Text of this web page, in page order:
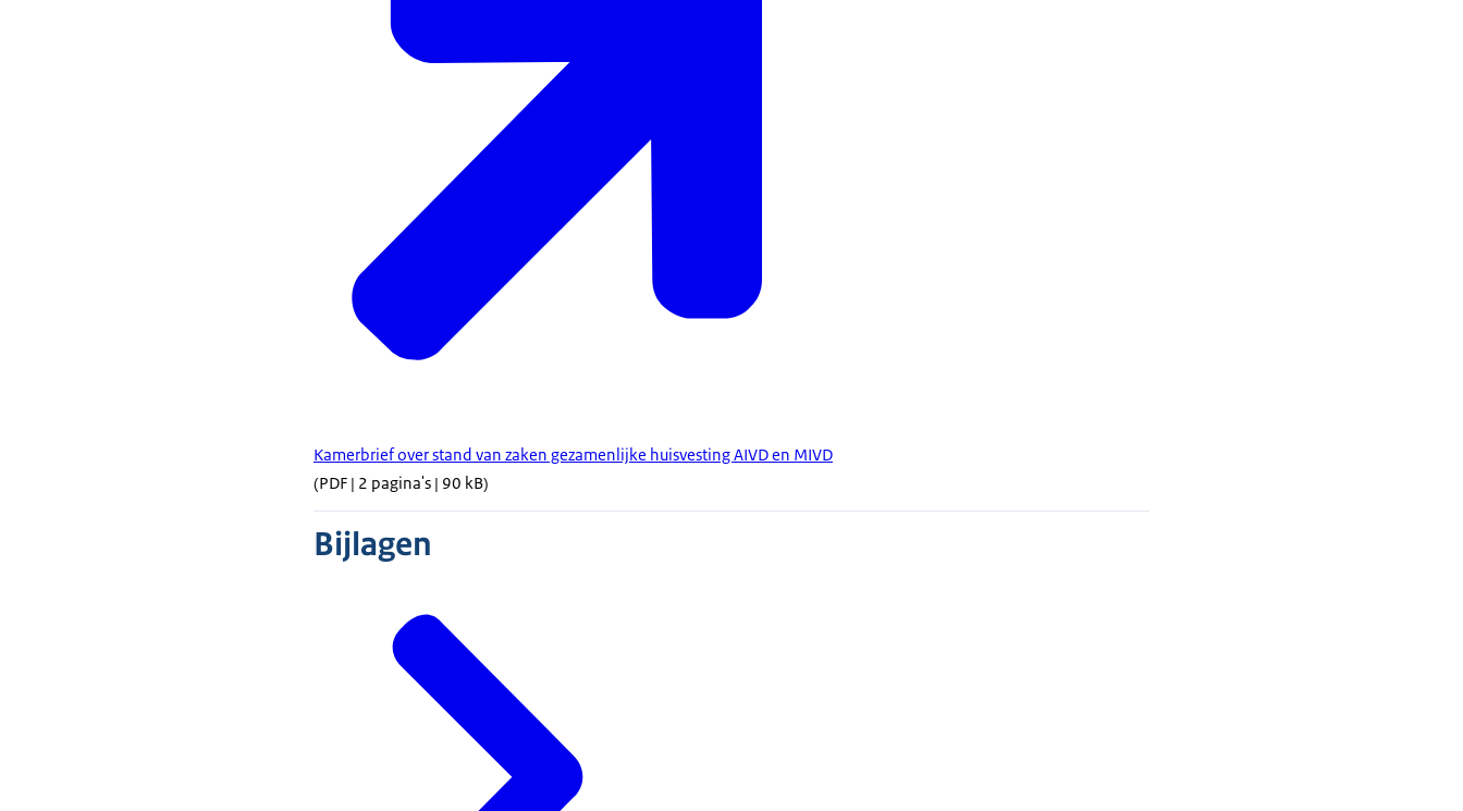
Kamerbrief over stand van zaken gezamenlijke huisvesting AIVD en MIVD
(PDF | 2 pagina's | 90 kB)
Bijlagen